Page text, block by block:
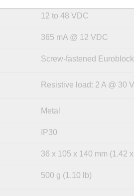
12 to 48 VDC
365 mA @ 12 VDC
Screw-fastened
Resistive load: 2 A @ 30
Metal
IP30
36 x 105 x 140 mm (1.42
500 g (1.10 lb)